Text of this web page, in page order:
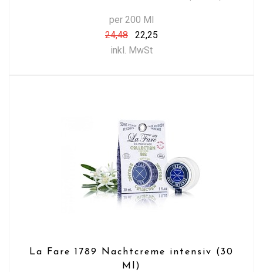
per 200 Ml
24,48
22,25
inkl. MwSt
La Fare 1789 Nachtcreme intensiv (30
Ml)